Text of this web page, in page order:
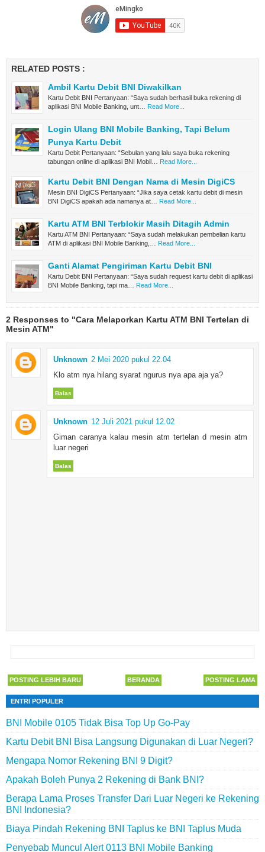
RELATED POSTS :
Ambil Kartu Debit BNI Diwakilkan
Kartu Debit BNI Pertanyaan: “Saya sudah berhasil buka rekening di
aplikasi BNI Mobile Banking, unt…
Read More...
Login Ulang BNI Mobile Banking, Tapi Belum
Punya Kartu Debit
Kartu Debit Pertanyaan: “Sebulan yang lalu saya buka rekening
tabungan online di aplikasi BNI Mobil…
Read More...
Kartu Debit BNI Dengan Nama di Mesin DigiCS
Mesin BNI DigiCS Pertanyaan: “Jika saya cetak kartu debit di mesin
BNI DigiCS apakah ada namanya at…
Read More...
Kartu ATM BNI Terblokir Masih Ditagih Admin
Kartu ATM BNI Pertanyaan: “Saya sudah melakukan pembelian kartu
ATM di aplikasi BNI Mobile Banking,…
Read More...
Ganti Alamat Pengiriman Kartu Debit BNI
Kartu Debit BNI Pertanyaan: “Saya sudah request kartu debit di aplikasi
BNI Mobile Banking, tapi ma…
Read More...
2 Responses to "Cara Melaporkan Kartu ATM BNI Tertelan di
Mesin ATM"
Unknown 2 Mei 2020 pukul 22.04
Klo atm nya hilang syarat ngurus nya apa aja ya?
Balas
Unknown 12 Juli 2021 pukul 12.02
Giman caranya kalau mesin atm tertelan d mesin atm
luar negeri
Balas
POSTING LEBIH BARU POSTING LAMA
BERANDA
ENTRI POPULER
BNI Mobile 0105 Tidak Bisa Top Up Go-Pay
Kartu Debit BNI Bisa Langsung Digunakan di Luar Negeri?
Mengapa Nomor Rekening BNI 9 Digit?
Apakah Boleh Punya 2 Rekening di Bank BNI?
Berapa Lama Proses Transfer Dari Luar Negeri ke Rekening
BNI Indonesia?
Biaya Pindah Rekening BNI Taplus ke BNI Taplus Muda
Penyebab Muncul Alert 0113 BNI Mobile Banking